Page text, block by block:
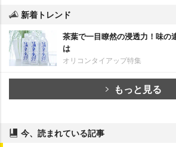
新着トレンド
茶葉で一目瞭然の浸透力！味の
は
オリコンタイアップ特集
もっと見る
今、読まれている記事